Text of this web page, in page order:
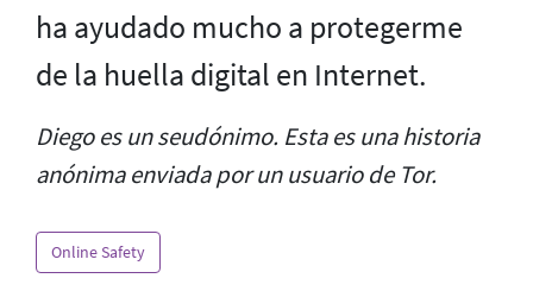
ha ayudado mucho a protegerme
de la huella digital en Internet.
Diego es un seudónimo. Esta es una historia
anónima enviada por un usuario de Tor.
Online Safety